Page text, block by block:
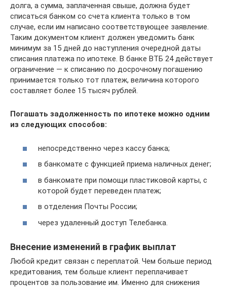
долга, а сумма, заплаченная свыше, должна будет
списаться банком со счета клиента только в том
случае, если им написано соответствующее заявление.
Таким документом клиент должен уведомить банк
минимум за 15 дней до наступления очередной даты
списания платежа по ипотеке. В банке ВТБ 24 действует
ограничение — к списанию по досрочному погашению
принимается только тот платеж, величина которого
составляет более 15 тысяч рублей.
Погашать задолженность по ипотеке можно одним
из следующих способов:
непосредственно через кассу банка;
в банкомате с функцией приема наличных денег;
в банкомате при помощи пластиковой карты, с
которой будет переведен платеж;
в отделения Почты России;
через удаленный доступ Телебанка.
Внесение изменений в график выплат
Любой кредит связан с переплатой. Чем больше период
кредитования, тем больше клиент переплачивает
процентов за пользование им. Именно для снижения